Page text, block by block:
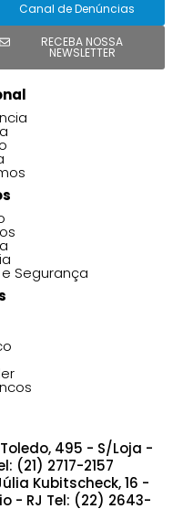
Canal de Denúncias
RECEBA NOSSA
NEWSLETTER
Segurança
495 - S/Loja -
(21) 2717-2157
Kubitscheck, 16 -
- RJ Tel: (22) 2643-